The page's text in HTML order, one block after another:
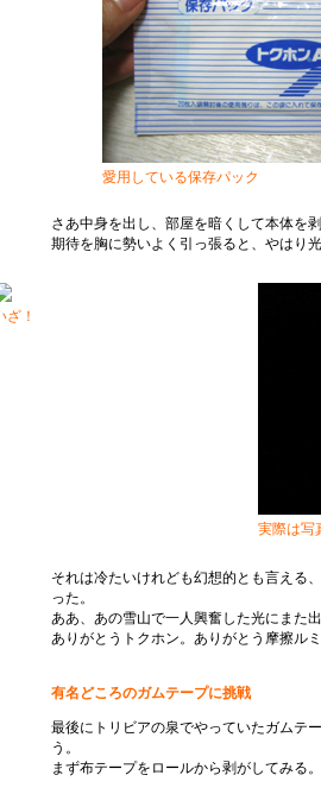
愛用している保存パック
さあ中身を出し、部屋を暗くして本体を
期待を胸に勢いよく引っ張ると、やはり
ざ！
実際は写
それは冷たいけれども幻想的とも言える
った。
ああ、あの雪山で一人興奮した光にまた
ありがとうトクホン。ありがとう摩擦ル
有名どころのガムテープに挑戦
最後にトリビアの泉でやっていたガムテ
う。
まず布テープをロールから剥がしてみる。